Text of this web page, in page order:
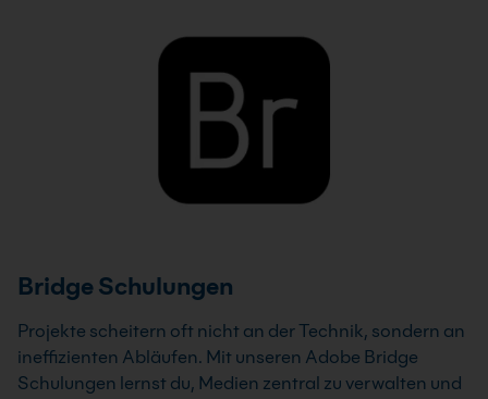
Bridge Schulungen
Projekte scheitern oft nicht an der Technik, sondern an
ineffizienten Abläufen. Mit unseren Adobe Bridge
Schulungen lernst du, Medien zentral zu verwalten und